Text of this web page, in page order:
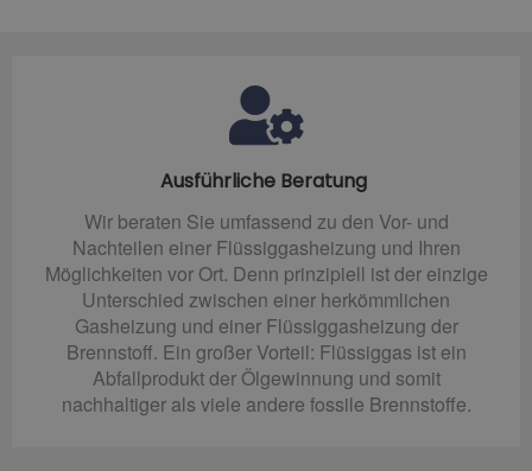
Ausführliche Beratung
Wir beraten Sie umfassend zu den Vor- und
Nachteilen einer Flüssiggasheizung und Ihren
Möglichkeiten vor Ort. Denn prinzipiell ist der einzige
Unterschied zwischen einer herkömmlichen
Gasheizung und einer Flüssiggasheizung der
Brennstoff. Ein großer Vorteil: Flüssiggas ist ein
Abfallprodukt der Ölgewinnung und somit
nachhaltiger als viele andere fossile Brennstoffe.